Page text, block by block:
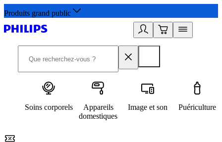
Produits grand public
Soins corporels
Appareils
domestiques
Image et son Puériculture